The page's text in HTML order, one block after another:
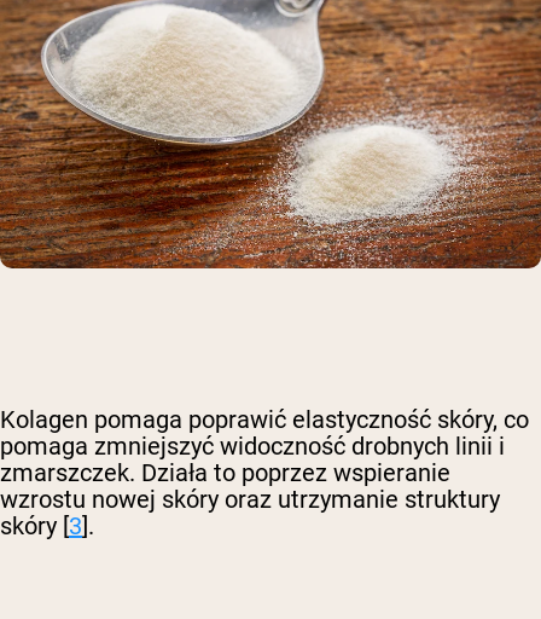
Kolagen pomaga poprawić elastyczność skóry, co
pomaga zmniejszyć widoczność drobnych linii i
zmarszczek. Działa to poprzez wspieranie
wzrostu nowej skóry oraz utrzymanie struktury
skóry [3].